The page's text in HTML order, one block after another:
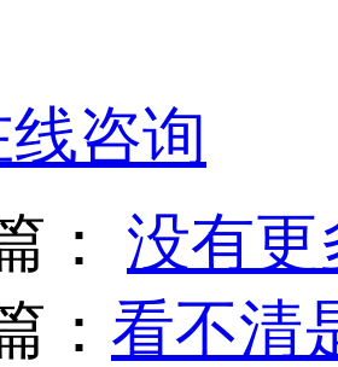
咨询
：
没有更
： 看不清